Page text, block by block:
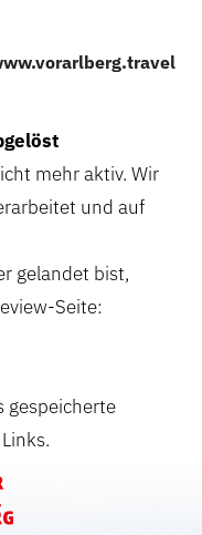
mehr aktiv. Wir
und auf
gelandet bist,
Seite:
gespeicherte